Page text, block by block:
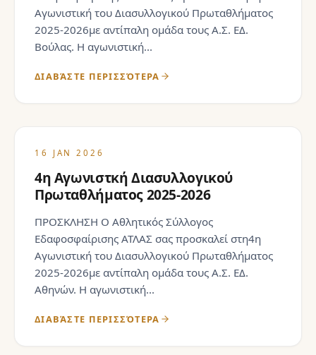
Αγωνιστική του Διασυλλογικού Πρωταθλήματος
2025-2026με αντίπαλη ομάδα τους Α.Σ. ΕΔ.
Βούλας. Η αγωνιστική...
ΔΙΑΒΆΣΤΕ ΠΕΡΙΣΣΌΤΕΡΑ
16 JAN 2026
4η Αγωνιστκή Διασυλλογικού
Πρωταθλήματος 2025-2026
ΠΡΟΣΚΛΗΣΗ Ο Αθλητικός Σύλλογος
Εδαφοσφαίρισης ΑΤΛΑΣ σας προσκαλεί στη4η
Αγωνιστική του Διασυλλογικού Πρωταθλήματος
2025-2026με αντίπαλη ομάδα τους Α.Σ. ΕΔ.
Αθηνών. Η αγωνιστική...
ΔΙΑΒΆΣΤΕ ΠΕΡΙΣΣΌΤΕΡΑ